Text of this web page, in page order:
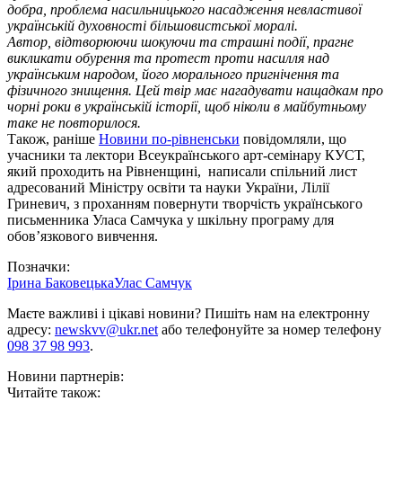
добра, проблема насильницького насадження невластивої
українській духовності більшовистської моралі.
Автор, відтворюючи шокуючи та страшні події, прагне
викликати обурення та протест проти насилля над
українським народом, його морального пригнічення та
фізичного знищення. Цей твір має нагадувати нащадкам про
чорні роки в українській історії, щоб ніколи в майбутньому
таке не повторилося.
Також, раніше Новини по-рівненськи повідомляли, що
учасники та лектори Всеукраїнського арт-семінару КУСТ,
який проходить на Рівненщині, написали спільний лист
адресований Міністру освіти та науки України, Лілії
Гриневич, з проханням повернути творчість українського
письменника Уласа Самчука у шкільну програму для
обов’язкового вивчення.
Позначки:
Ірина БаковецькаУлас Самчук
Маєте важливі і цікаві новини? Пишіть нам на електронну
адресу: newskvv@ukr.netабо телефонуйте за номер телефону
098 37 98 993.
Новини партнерів:
Читайте також: